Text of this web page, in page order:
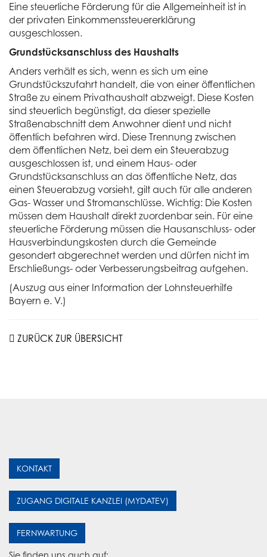
Eine steuerliche Förderung für die Allgemeinheit ist in
der privaten Einkommenssteuererklärung
ausgeschlossen.
Grundstücksanschluss des Haushalts
Anders verhält es sich, wenn es sich um eine
Grundstückszufahrt handelt, die von einer öffentlichen
Straße zu einem Privathaushalt abzweigt. Diese Kosten
sind steuerlich begünstigt, da dieser spezielle
Straßenabschnitt dem Anwohner dient und nicht
öffentlich befahren wird. Diese Trennung zwischen
dem öffentlichen Netz, bei dem ein Steuerabzug
ausgeschlossen ist, und einem Haus- oder
Grundstücksanschluss an das öffentliche Netz, das
einen Steuerabzug vorsieht, gilt auch für alle anderen
Gas- Wasser und Stromanschlüsse. Wichtig: Die Kosten
müssen dem Haushalt direkt zuordenbar sein. Für eine
steuerliche Förderung müssen die Hausanschluss- oder
Hausverbindungskosten durch die Gemeinde
gesondert abgerechnet werden und dürfen nicht im
Erschließungs- oder Verbesserungsbeitrag aufgehen.
(Auszug aus einer Information der Lohnsteuerhilfe
Bayern e. V.)
ZURÜCK ZUR ÜBERSICHT
KONTAKT
ZUGANG DIGITALE KANZLEI (MYDATEV)
FERNWARTUNG